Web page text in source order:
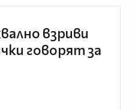
взриви
говорят за